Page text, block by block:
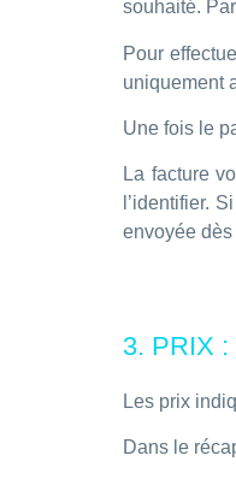
souhaité.
Pour
uniquement
Une fois le
La facture
l’identifier.
envoyée
3. PRIX :
Les prix
Dans le